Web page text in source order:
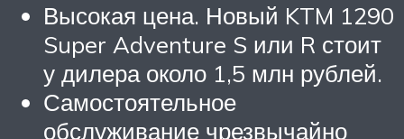
Высокая цена. Новый KTM 1290
Super Adventure S или R стоит
у дилера около 1,5 млн рублей.
Самостоятельное
обслуживание чрезвычайно